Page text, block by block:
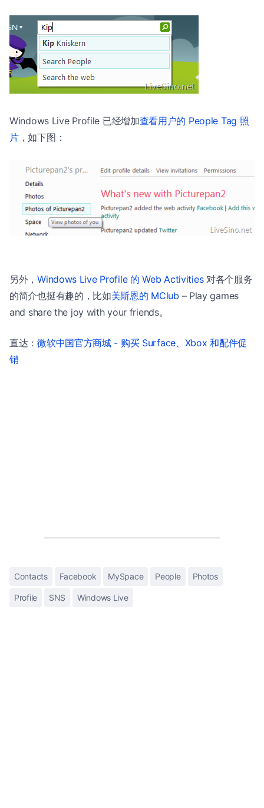
Windows Live Profile 已经增加查看用户的 People Tag 照
片，如下图：
另外，Windows Live Profile 的 Web Activities对各个服务
的简介也挺有趣的，比如美斯恩的 MClub – Play games
and share the joy with your friends。
直达：微软中国官方商城 - 购买 Surface、Xbox 和配件促
销
Contacts Facebook MySpace People Photos
Profile SNS Windows Live